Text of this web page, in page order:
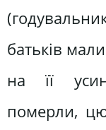
батьків
на її
померли,